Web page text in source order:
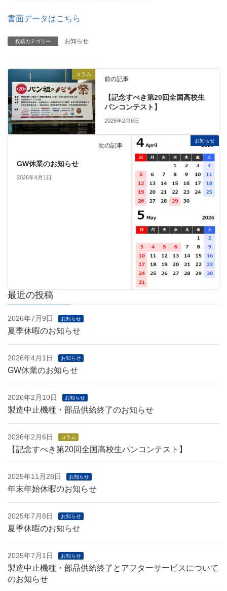
書面データはこちら
投稿カテゴリー お知らせ
コラム
前の記事
【記念すべき第20回全国高校生
パンコンテスト】
2026年2月6日
お知らせ
次の記事
GW休業のお知らせ
2026年4月1日
最近の投稿
2026年7月9日 お知らせ
夏季休暇のお知らせ
2026年4月1日 お知らせ
GW休業のお知らせ
2026年2月10日 お知らせ
製造中止機種・部品供給終了のお知らせ
2026年2月6日 コラム
【記念すべき第20回全国高校生パンコンテスト】
2025年11月28日 お知らせ
年末年始休暇のお知らせ
2025年7月8日 お知らせ
夏季休暇のお知らせ
2025年7月1日 お知らせ
製造中止機種・部品供給終了とアフターサービスについて
のお知らせ